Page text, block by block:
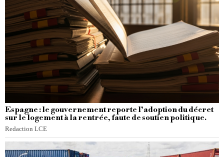
Espagne : le gouvernement reporte l’adoption du décret
sur le logement à la rentrée, faute de soutien politique.
Redaction LCE